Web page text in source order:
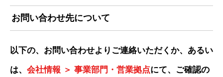
お問い合わせ先について
以下の、お問い合わせよりご連絡いただくか、あるい
は、 会社情報 ＞ 事業部門・営業拠点にて、ご確認の